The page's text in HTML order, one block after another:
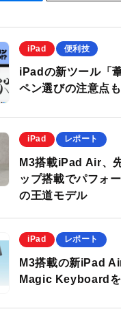
iPad 便利技
iPadの新ツール「
ペン選びの注意点
iPad レポート
M3搭載iPad Air、
ップ搭載でパフォ
の王道モデル
iPad レポート
M3搭載の新iPad
Magic Keyboard